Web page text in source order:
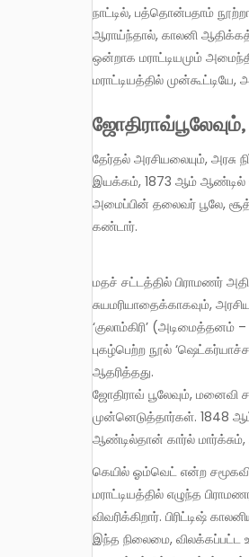
நாட்டில், பத்தொன்பதாம்
ஆராய்ந்தால், காலனி
ஒன்றாக மராட்டியமும்
மராட்டியத்தில்
தேர்தல் அரசியலையும், அரசு நிர்வாகத்தையும் தாண்டிய சித்தாந்த சவாலை பிராமணரல்லாதார் இயக்கம் ஏற்படுத்தியது. இந்த
இயக்கம், 1873 ஆம் ஆண்டில்
அமைப்பின் தலைவர் பூலே,
கண்டார்.
மதச் சட்டத்தில் பிராமணர்
சுயமரியாதைக்காகவும்,
‘குலாம்கிரி’
புகழ்பெற்ற நூல்
ஆதரித்தது.
ஜோதிராவ் பூலேவும், மனைவி
முன்னெடுத்தார்கள். 1848
ஆண்டில்தான் கார்ல் மார்க்சும்,
கெயில் ஓம்வெட் என்ற சமூகவியல் அறிஞர் எழுதிய ‘காலனிய சமூகத்தில் பண்பாட்டு கிளர்ச்சி’ என்ற புகழ்பெற்ற ஆய்வு நூலில்,
மராட்டியத்தில் எழுந்த
விவரிக்கிறார். பிரிட்டிஷ்
இந்த நிலைமை, விலக்கப்பட்ட